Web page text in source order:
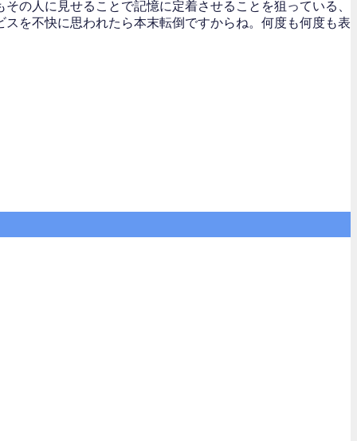
の人に見せることで記憶に定着させることを狙っている、
を不快に思われたら本末転倒ですからね。何度も何度も表